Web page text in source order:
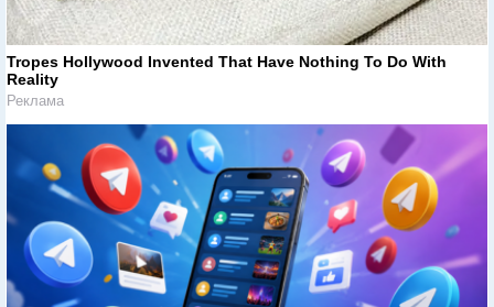
Tropes Hollywood Invented That Have Nothing To Do With
Reality
Реклама